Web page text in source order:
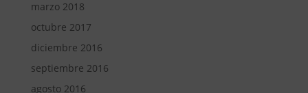
marzo 2018
octubre 2017
diciembre 2016
septiembre 2016
agosto 2016